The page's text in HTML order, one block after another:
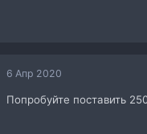
6 Апр 2020
Попробуйте поставить